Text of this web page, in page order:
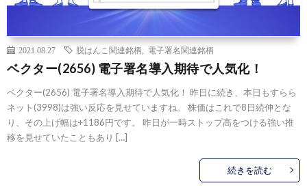
2021.08.27 脱はんこ関連銘柄 電子署名関連銘柄
ベクター(2656) 電子署名導入期待で人気化！
ベクター(2656) 電子署名導入期待で人気化！ 昨日に続き、本日もすらら
ネット(3998)は強い反応を見せていますね。 株価はこれで8日続伸とな
り、その上げ幅は+1186円です。 昨日が一時ストップ高をつける強い推
移を見せていたこともあり […]
続きを読む